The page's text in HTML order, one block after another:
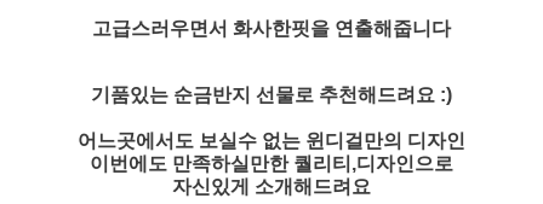
고급스러우면서 화사한핏을 연출해줍니다
기품있는 순금반지 선물로 추천해드려요 :)
어느곳에서도 보실수 없는 윈디걸만의 디자인
이번에도 만족하실만한 퀄리티,디자인으로
자신있게 소개해드려요